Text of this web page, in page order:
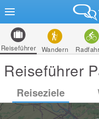
Reiseführer Wandern
Reiseführer
Reiseziele